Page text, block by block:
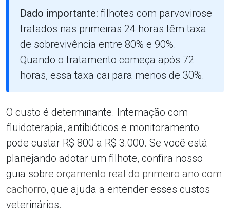
Dado importante: filhotes com parvovirose
tratados nas primeiras 24 horas têm taxa
de sobrevivência entre 80% e 90%.
Quando o tratamento começa após 72
horas, essa taxa cai para menos de 30%.
O custo é determinante. Internação com
fluidoterapia, antibióticos e monitoramento
pode custar R$ 800 a R$ 3.000. Se você está
planejando adotar um filhote, confira nosso
guia sobre orçamento real do primeiro ano com
cachorro, que ajuda a entender esses custos
veterinários.